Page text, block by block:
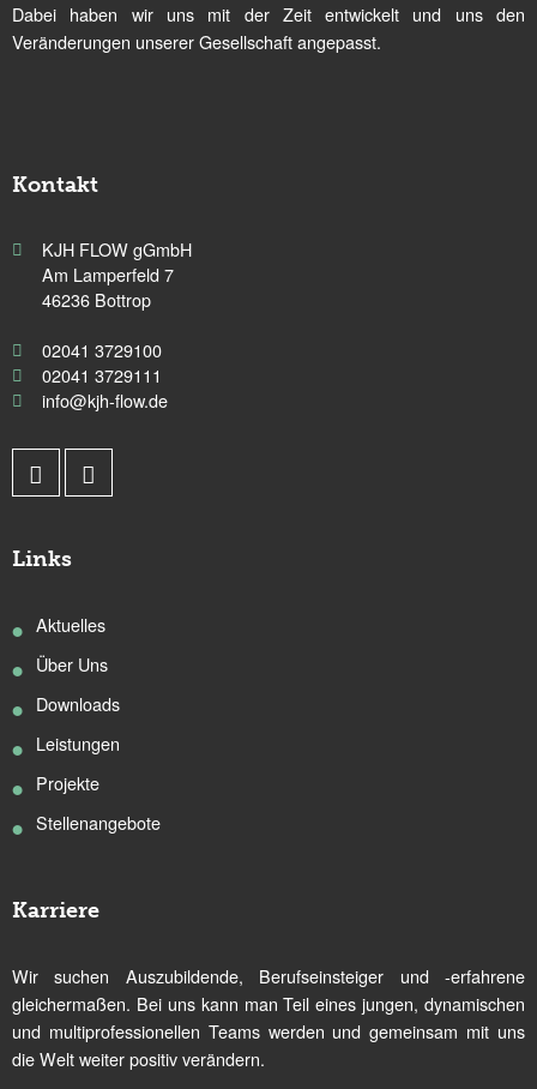
Dabei haben wir uns mit der Zeit entwickelt und uns den
Veränderungen unserer Gesellschaft angepasst.
Kontakt
KJH FLOW gGmbH
Am Lamperfeld 7
46236 Bottrop
02041 3729100
02041 3729111
info@kjh-flow.de
Links
Aktuelles
Über Uns
Downloads
Leistungen
Projekte
Stellenangebote
Karriere
Wir suchen Auszubildende, Berufseinsteiger und -erfahrene
gleichermaßen. Bei uns kann man Teil eines jungen, dynamischen
und multiprofessionellen Teams werden und gemeinsam mit uns
die Welt weiter positiv verändern.